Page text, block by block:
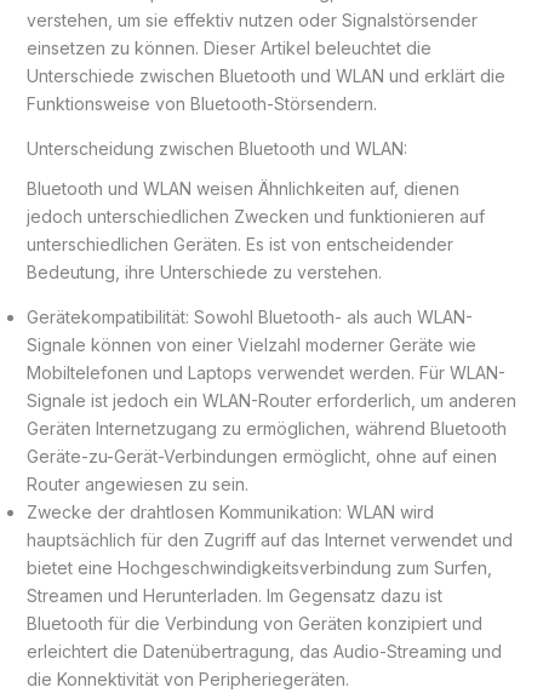
verstehen, um sie effektiv nutzen oder Signalstörsender
einsetzen zu können. Dieser Artikel beleuchtet die
Unterschiede zwischen Bluetooth und WLAN und erklärt die
Funktionsweise von Bluetooth-Störsendern.
Unterscheidung zwischen Bluetooth und WLAN:
Bluetooth und WLAN weisen Ähnlichkeiten auf, dienen
jedoch unterschiedlichen Zwecken und funktionieren auf
unterschiedlichen Geräten. Es ist von entscheidender
Bedeutung, ihre Unterschiede zu verstehen.
Gerätekompatibilität: Sowohl Bluetooth- als auch WLAN-
Signale können von einer Vielzahl moderner Geräte wie
Mobiltelefonen und Laptops verwendet werden. Für WLAN-
Signale ist jedoch ein WLAN-Router erforderlich, um anderen
Geräten Internetzugang zu ermöglichen, während Bluetooth
Geräte-zu-Gerät-Verbindungen ermöglicht, ohne auf einen
Router angewiesen zu sein.
Zwecke der drahtlosen Kommunikation: WLAN wird
hauptsächlich für den Zugriff auf das Internet verwendet und
bietet eine Hochgeschwindigkeitsverbindung zum Surfen,
Streamen und Herunterladen. Im Gegensatz dazu ist
Bluetooth für die Verbindung von Geräten konzipiert und
erleichtert die Datenübertragung, das Audio-Streaming und
die Konnektivität von Peripheriegeräten.